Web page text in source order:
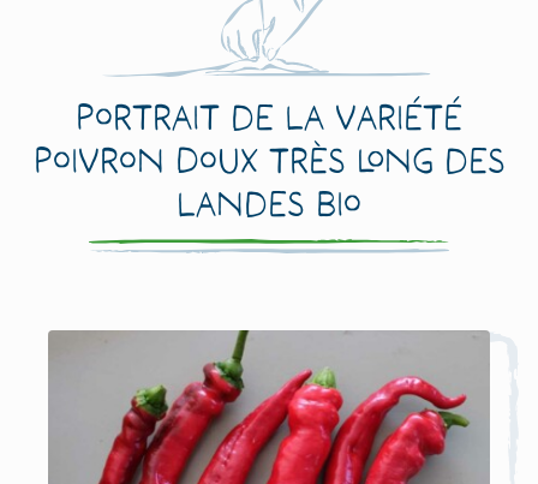
Portrait de la variété
Poivron Doux Très Long des
Landes Bio